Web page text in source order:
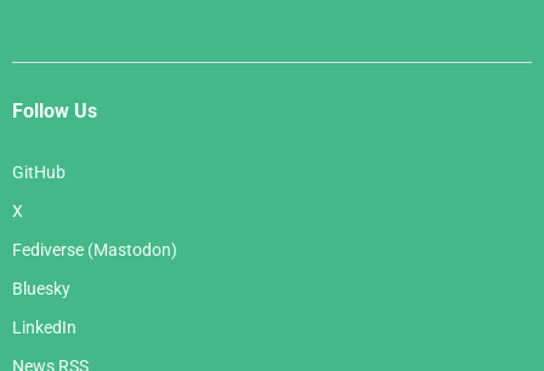
Follow Us
GitHub
X
Fediverse (Mastodon)
Bluesky
LinkedIn
News RSS